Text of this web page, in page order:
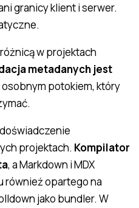
granicy klient i serwer.
w projektach
metadanych jest
osobnym potokiem, który
projektach. Kompilator
, a Markdown i MDX
również opartego na
jako bundler. W